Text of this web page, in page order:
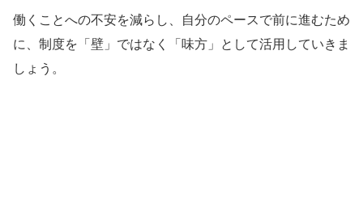
働くことへの不安を減らし、自分のペースで前に進むため
に、制度を「壁」ではなく「味方」として活用していきま
しょう。